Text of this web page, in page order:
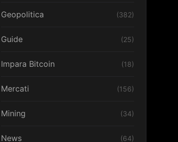
Geopolitica (382)
Guide (25)
Impara Bitcoin (18)
Mercati (156)
Mining (34)
News (64)